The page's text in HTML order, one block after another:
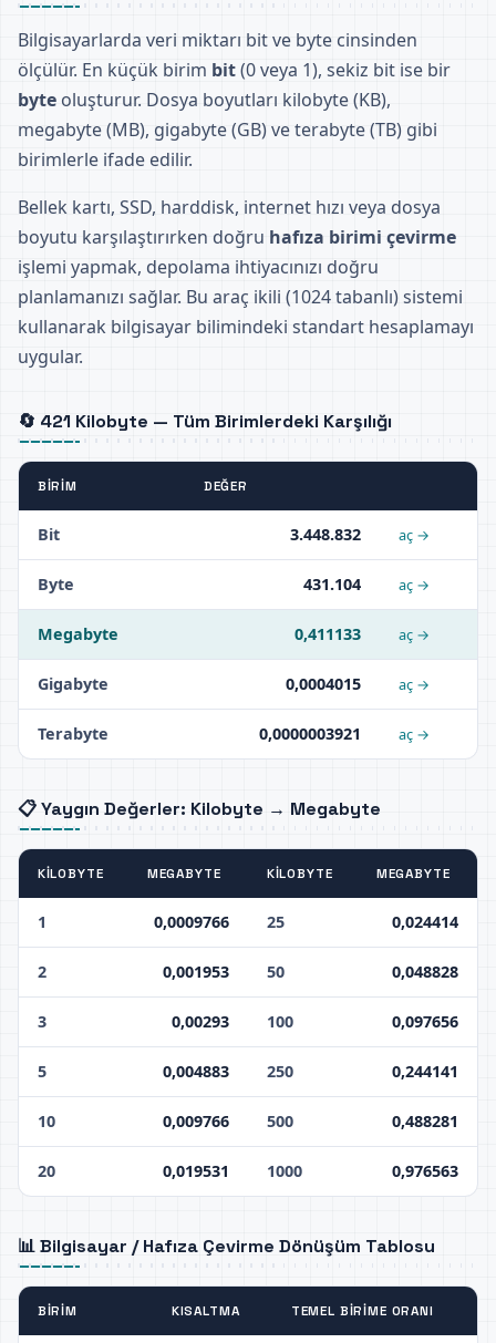
Bilgisayarlarda veri miktarı bit ve byte cinsinden
ölçülür. En küçük birim bit(0 veya 1), sekiz bit ise bir
byte oluşturur. Dosya boyutları kilobyte (KB),
megabyte (MB), gigabyte (GB) ve terabyte (TB) gibi
birimlerle ifade edilir.
Bellek kartı, SSD, harddisk, internet hızı veya dosya
boyutu karşılaştırırken doğru hafıza birimi çevirme
işlemi yapmak, depolama ihtiyacınızı doğru
planlamanızı sağlar. Bu araç ikili (1024 tabanlı) sistemi
kullanarak bilgisayar bilimindeki standart hesaplamayı
uygular.
🔄 421 Kilobyte — Tüm Birimlerdeki Karşılığı
BIRIM DEĞER
Bit 3.448.832 aç →
Byte 431.104 aç →
Megabyte 0,411133 aç →
Gigabyte 0,0004015 aç →
Terabyte 0,0000003921 aç →
📋 Yaygın Değerler: Kilobyte → Megabyte
KILOBYTE MEGABYTE KILOBYTE MEGABYTE
1 0,0009766 25 0,024414
2 0,001953 50 0,048828
3 0,00293 100 0,097656
5 0,004883 250 0,244141
10 0,009766 500 0,488281
20 0,019531 1000 0,976563
📊 Bilgisayar / Hafıza Çevirme Dönüşüm Tablosu
BIRIM KISALTMA TEMEL BIRIME ORANI